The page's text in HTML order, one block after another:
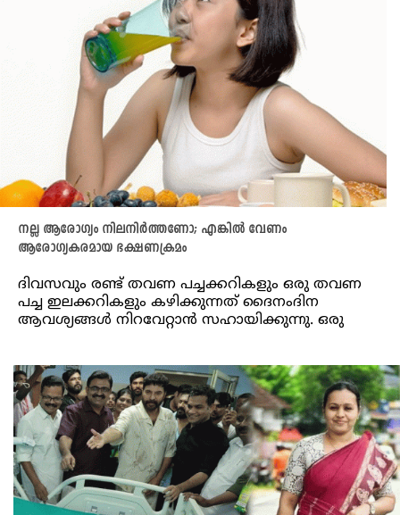
നല്ല ആരോഗ്യം നിലനിർത്തണോ; എങ്കിൽ വേണം
ആരോഗ്യകരമായ ഭക്ഷണക്രമം
ദിവസവും രണ്ട് തവണ പച്ചക്കറികളും ഒരു തവണ
പച്ച ഇലക്കറികളും കഴിക്കുന്നത് ദൈനംദിന
ആവശ്യങ്ങൾ നിറവേറ്റാൻ സഹായിക്കുന്നു. ഒരു